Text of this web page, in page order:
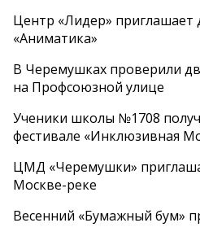
Центр «Лидер» приглашает
«Аниматика»
В Черемушках проверили
на Профсоюзной улице
Ученики школы №1708
фестивале «Инклюзивная
ЦМД «Черемушки»
Москве-реке
Весенний «Бумажный бум»